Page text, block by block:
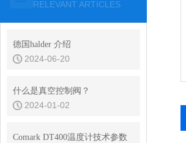
RELEVANT ARTICLES
德国halder 介绍
2024-06-20
什么是真空控制阀？
2024-01-02
Comark DT400温度计技术参数